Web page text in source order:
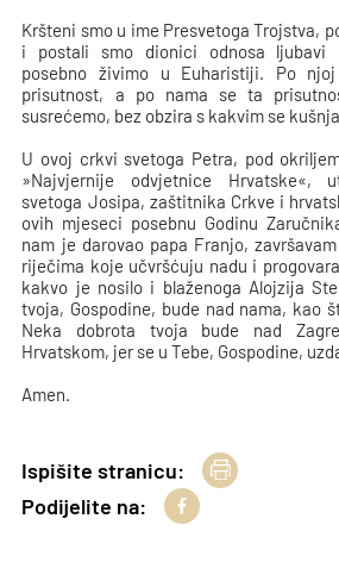
Kršteni smo u ime Presvetoga Trojstva,
i postali smo dionici odnosa ljubavi
posebno živimo u Euharistiji. Po
prisutnost, a po nama se ta
susrećemo, bez obzira s kakvim se
U ovoj crkvi svetoga Petra, pod
»Najvjernije odvjetnice Hrvatske«,
svetoga Josipa, zaštitnika Crkve i
ovih mjeseci posebnu Godinu
nam je darovao papa Franjo,
riječima koje učvršćuju nadu i
kakvo je nosilo i blaženoga Alojzija
tvoja, Gospodine, bude nad nama, kao
Neka dobrota tvoja bude nad
Hrvatskom, jer se u Tebe, Gospodine,
Amen.
Ispišite stranicu:
Podijelite na: